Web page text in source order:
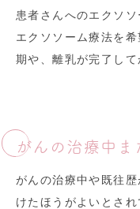
患者さんへのエクソソ
エクソソーム療法を
期や、離乳が完了して
がんの治療中ま
がんの治療中や既往
けたほうがよいとされ